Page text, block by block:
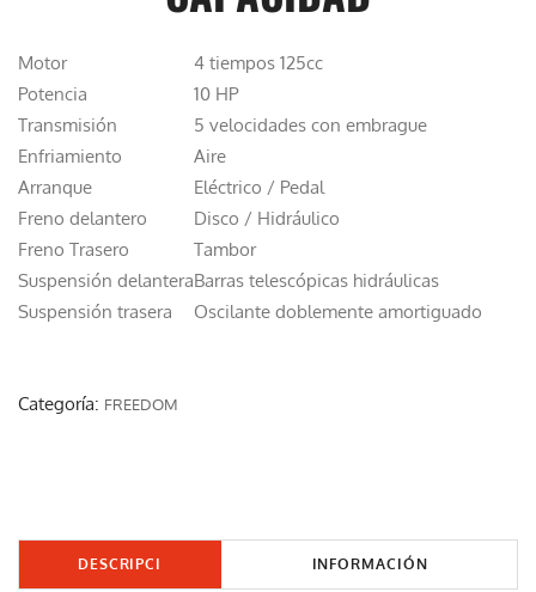
Motor
4 tiempos 125cc
Potencia
10 HP
Transmisión
5 velocidades con embrague
Enfriamiento
Aire
Arranque
Eléctrico / Pedal
Freno delantero
Disco / Hidráulico
Freno Trasero
Tambor
Suspensión delanteraBarras telescópicas hidráulicas
Suspensión trasera
Oscilante doblemente amortiguado
Categoría: FREEDOM
DESCRIPCI INFORMACIÓN